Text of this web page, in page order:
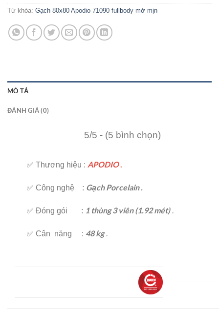
Từ khóa: Gạch 80x80 Apodio 71090 fullbody mờ mịn
MÔ TẢ
ĐÁNH GIÁ (0)
5/5 - (5 bình chọn)
✅ Thương hiệu : APODIO.
✅ Công nghệ : Gạch Porcelain .
✅ Đóng gói : 1 thùng 3 viên (1.92 mét).
✅ Cân nặng : 48 kg.